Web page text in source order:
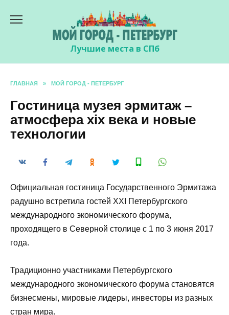
Лучшие места в СПб
ГЛАВНАЯ » МОЙ ГОРОД - ПЕТЕРБУРГ
Гостиница музея эрмитаж –
атмосфера xix века и новые
технологии
Официальная гостиница Государственного Эрмитажа
радушно встретила гостей XXI Петербургского
международного экономического форума,
проходящего в Северной столице с 1 по 3 июня 2017
года.
Традиционно участниками Петербургского
международного экономического форума становятся
бизнесмены, мировые лидеры, инвесторы из разных
стран мира.